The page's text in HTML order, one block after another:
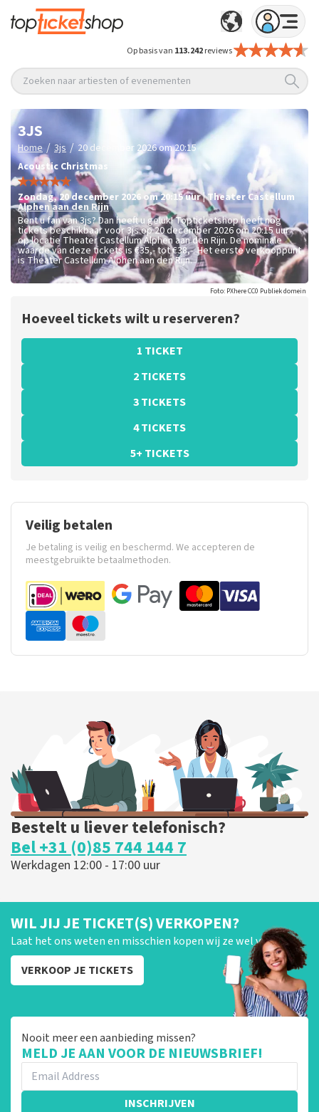
Op basis van 113.242reviews
Zoeken naar artiesten of evenementen
3JS
Home / 3js / 20 december 2026 om 20:15
Acoustic Christmas
zondag,20 december 2026 om 20:15uur|Theater Castellum
Alphen aan den Rijn
Bent u fan van 3js? Dan heeft u geluk! Topticketshop heeft nog
tickets beschikbaar voor 3js op 20 december 2026 om 20:15 uur
op locatie Theater Castellum Alphen aan den Rijn. De nominale
waarde van deze tickets is€35,- tot €38,-. Het eerste verkooppunt
is Theater Castellum Alphen aan den Rijn.
Foto: PXhere CC0 Publiek domein
Hoeveel tickets wilt u reserveren?
1 TICKET
2 TICKETS
3 TICKETS
4 TICKETS
5+ TICKETS
Veilig betalen
Je betaling is veilig en beschermd. We accepteren de
meestgebruikte betaalmethoden.
Bestelt u liever telefonisch?
Bel +31 (0)85 744 144 7
Werkdagen 12:00 - 17:00 uur
WIL JIJ JE TICKET(S) VERKOPEN?
Laat het ons weten en misschien kopen wij ze wel van je!
VERKOOP JE TICKETS
Nooit meer een aanbieding missen?
MELD JE AAN VOOR DE NIEUWSBRIEF!
INSCHRIJVEN